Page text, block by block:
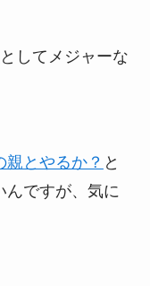
としてメジャーな
とやるか？ と
んですが、気に